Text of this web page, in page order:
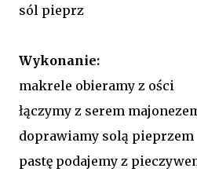
sól pieprz
Wykonanie:
makrele obieramy z ości
łączymy z serem
doprawiamy solą pieprzem
pastę podajemy z